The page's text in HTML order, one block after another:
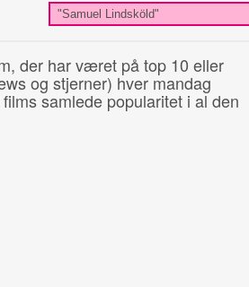
der har været på top 10 eller
og stjerner) hver mandag
samlede popularitet i al den